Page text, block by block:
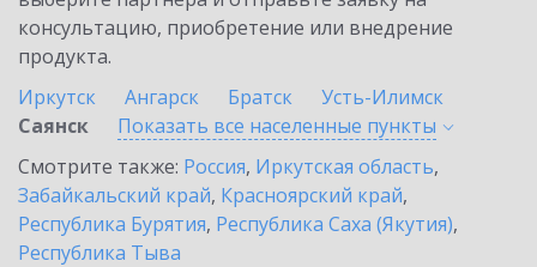
консультацию, приобретение или внедрение
продукта.
Иркутск
Ангарск Братск
Усть-Илимск
Саянск
Показать все населенные пункты
Смотрите также: Россия, Иркутская область,
Забайкальский край, Красноярский край,
Республика Бурятия, Республика Саха (Якутия),
Республика Тыва